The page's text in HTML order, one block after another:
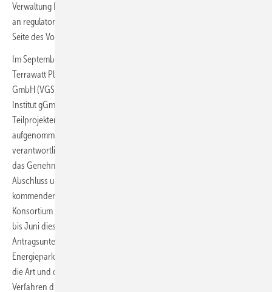
Verwaltung Hürden überwunden werden. Hauptthema dabei: es fehlt
an regulatorischen Rahmenbedingungen, um auch die wirtschaftliche
Seite des Vorhabens realisieren zu können.
Im September des vergangenen Jahres haben die Konsortialpartner
Terrawatt Planungsgesellschaft mbH, Uniper, VNG Gasspeicher
GmbH (VGS), Ontras Gastransport GmbH, DBI - Gastechnologisches
Institut gGmbH Freiberg sowie VNG AG ihre Arbeit an den einzelnen
Teilprojekten des Energieparks Bad Lauchstädt mit Hochdruck
aufgenommen. So hat die Terrawatt Planungsgesellschaft mbH –
verantwortlich für die Errichtung des Windparks – ihr Engagement auf
das Genehmigungsverfahren ausgerichtet und erwartet den
Abschluss und damit den Genehmigungsbescheid in den
kommenden Wochen. Die ersten Antragsunterlagen habe das
Konsortium bereits im Jahr 2020 eingereicht „und es hat schließlich
bis Juni dieses Jahres gedauert, bis wir die Vollständigkeit unserer
Antragsunterlagen bestätigt bekommen haben“, heißt es beim
Energiepark Bad Lauchstädt. Das liege im Wesentlichen daran, dass
die Art und der Umfang der Verfahrensunterlagen immens sei und die
Verfahren dringend überarbeitet werden müssen. „Wir mussten im